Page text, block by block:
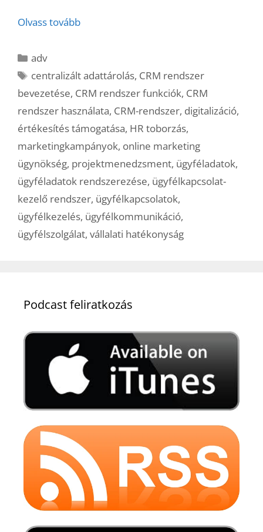
Olvass tovább
Kategória
adv
Címkék
centralizált adattárolás, CRM rendszer
bevezetése, CRM rendszer funkciók, CRM
rendszer használata, CRM-rendszer, digitalizáció,
értékesítés támogatása, HR toborzás,
marketingkampányok, online marketing
ügynökség, projektmenedzsment, ügyféladatok,
ügyféladatok rendszerezése, ügyfélkapcsolat-
kezelő rendszer, ügyfélkapcsolatok,
ügyfélkezelés, ügyfélkommunikáció,
ügyfélszolgálat, vállalati hatékonyság
Podcast feliratkozás